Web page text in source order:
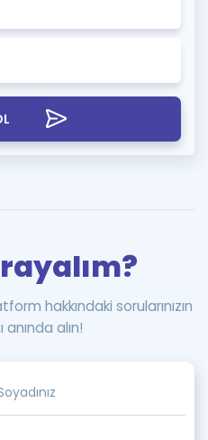
hakkındaki sorularınızın
anında alın!